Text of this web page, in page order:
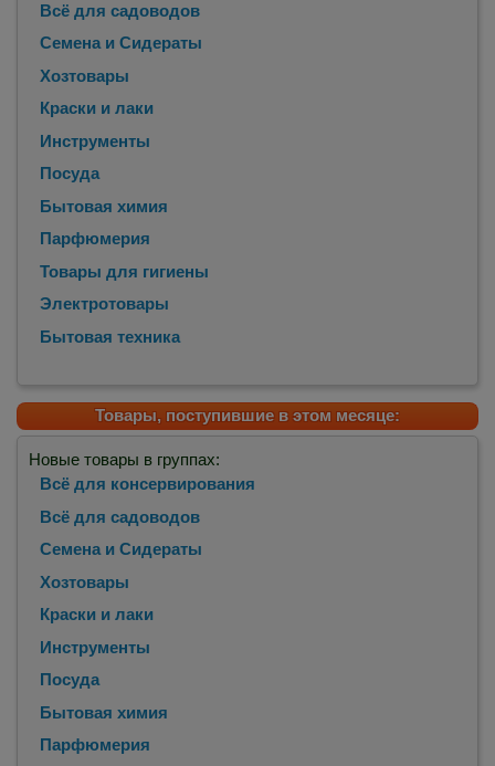
Всё для садоводов
Семена и Сидераты
Хозтовары
Краски и лаки
Инструменты
Посуда
Бытовая химия
Парфюмерия
Товары для гигиены
Электротовары
Бытовая техника
Товары, поступившие в этом месяце:
Новые товары в группах:
Всё для консервирования
Всё для садоводов
Семена и Сидераты
Хозтовары
Краски и лаки
Инструменты
Посуда
Бытовая химия
Парфюмерия